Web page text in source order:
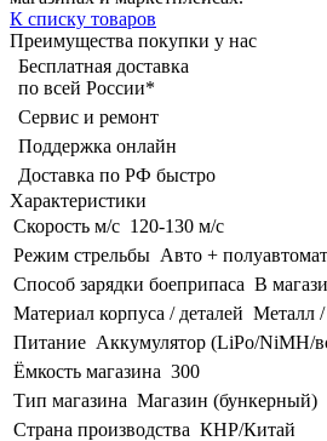
К списку товаров
Преимущества покупки у нас
Бесплатная доставка
по всей России*
Сервис и ремонт
Поддержка онлайн
Доставка по РФ быстро
Характеристики
Скорость м/с 120-130 м/с
Режим стрельбы Авто +
Способ зарядки боеприпаса В
Материал корпуса / деталей Металл
Питание Аккумулятор (LiPo/NiMH/
Ёмкость магазина 300
Тип магазина Магазин (бункерный)
Страна производства КНР/Китай